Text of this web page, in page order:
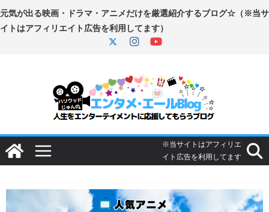
コ
ン
プ